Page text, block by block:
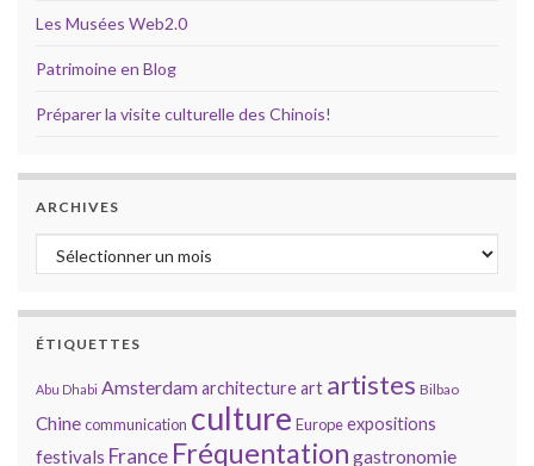
Les Musées Web2.0
Patrimoine en Blog
Préparer la visite culturelle des Chinois!
ARCHIVES
Archives
ÉTIQUETTES
Abu Dhabi Amsterdamarchitectureart artistes Bilbao
Chinecommunication culture Europeexpositions
festivals France Fréquentation gastronomie